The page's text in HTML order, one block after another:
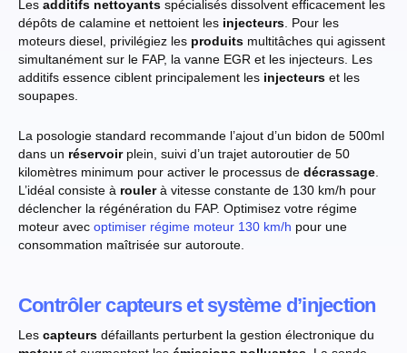
Les additifs nettoyants spécialisés dissolvent efficacement les
dépôts de calamine et nettoient les injecteurs . Pour les
moteurs diesel, privilégiez les produits multitâches qui agissent
simultanément sur le FAP, la vanne EGR et les injecteurs. Les
additifs essence ciblent principalement les injecteurs et les
soupapes.
La posologie standard recommande l’ajout d’un bidon de 500ml
dans un réservoirplein, suivi d’un trajet autoroutier de 50
kilomètres minimum pour activer le processus de décrassage
L’idéal consiste à roulerà vitesse constante de 130 km/h pour
déclencher la régénération du FAP. Optimisez votre régime
moteur avec optimiser régime moteur 130 km/h pour une
consommation maîtrisée sur autoroute.
Contrôler capteurs et système d’injection
Les capteurs défaillants perturbent la gestion électronique du